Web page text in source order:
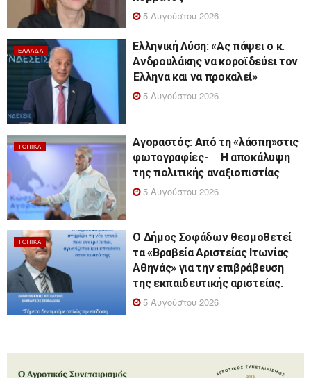
5 Αυγούστου 2026
ΕΛΛΆΔΑ
Ελληνική Λύση: «Ας πάψει ο κ.
Ανδρουλάκης να κοροϊδεύει τον
Έλληνα και να προκαλεί»
5 Αυγούστου 2026
ΤΟΠΙΚΆ
Αγοραστός: Από τη «λάσπη»στις
φωτογραφίες- Η αποκάλυψη
της πολιτικής αναξιοπιστίας
5 Αυγούστου 2026
ΤΟΠΙΚΆ
Ο Δήμος Σοφάδων θεσμοθετεί
τα «Βραβεία Αριστείας Ιτωνίας
Αθηνάς» για την επιβράβευση
της εκπαιδευτικής αριστείας.
5 Αυγούστου 2026